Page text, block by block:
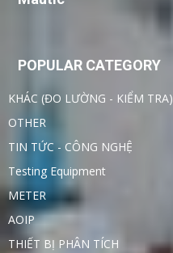
POPULAR CATEGORY
KHÁC (ĐO LƯỜNG - KIỂM TRA)
OTHER
TIN TỨC - CÔNG NGHỆ
Testing Equipment
METER
AOIP
THIẾT BỊ PHÂN TÍCH